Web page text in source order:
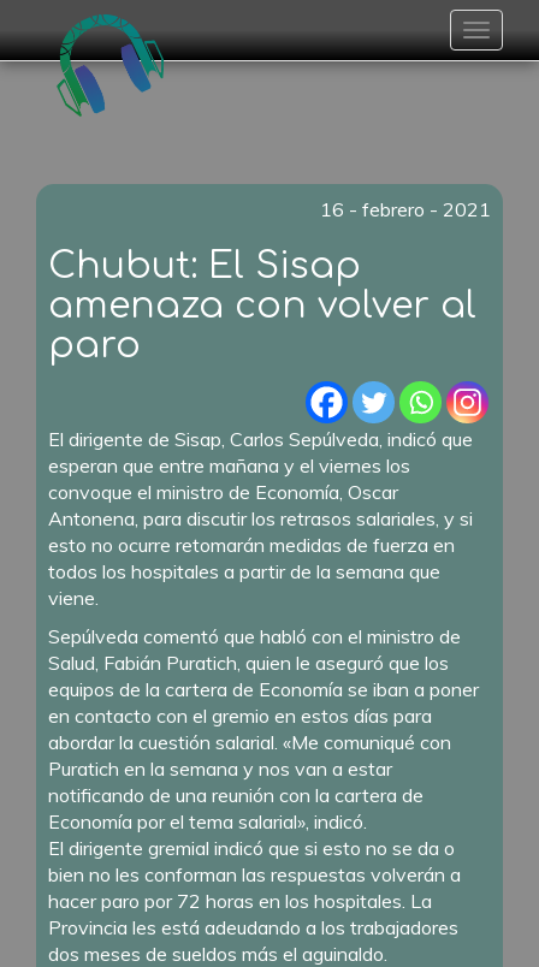
Toggle
16 - febrero - 2021
Chubut: El Sisap
amenaza con volver al
paro
El dirigente de Sisap, Carlos Sepúlveda, indicó que
esperan que entre mañana y el viernes los
convoque el ministro de Economía, Oscar
Antonena, para discutir los retrasos salariales, y si
esto no ocurre retomarán medidas de fuerza en
todos los hospitales a partir de la semana que
viene.
Sepúlveda comentó que habló con el ministro de
Salud, Fabián Puratich, quien le aseguró que los
equipos de la cartera de Economía se iban a poner
en contacto con el gremio en estos días para
abordar la cuestión salarial. «Me comuniqué con
Puratich en la semana y nos van a estar
notificando de una reunión con la cartera de
Economía por el tema salarial», indicó.
El dirigente gremial indicó que si esto no se da o
bien no les conforman las respuestas volverán a
hacer paro por 72 horas en los hospitales. La
Provincia les está adeudando a los trabajadores
dos meses de sueldos más el aguinaldo.